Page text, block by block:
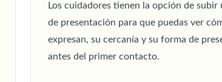
Los cuidadores tienen la opción de subir
de presentación para que puedas ver
expresan, su cercanía y su forma de
antes del primer contacto.